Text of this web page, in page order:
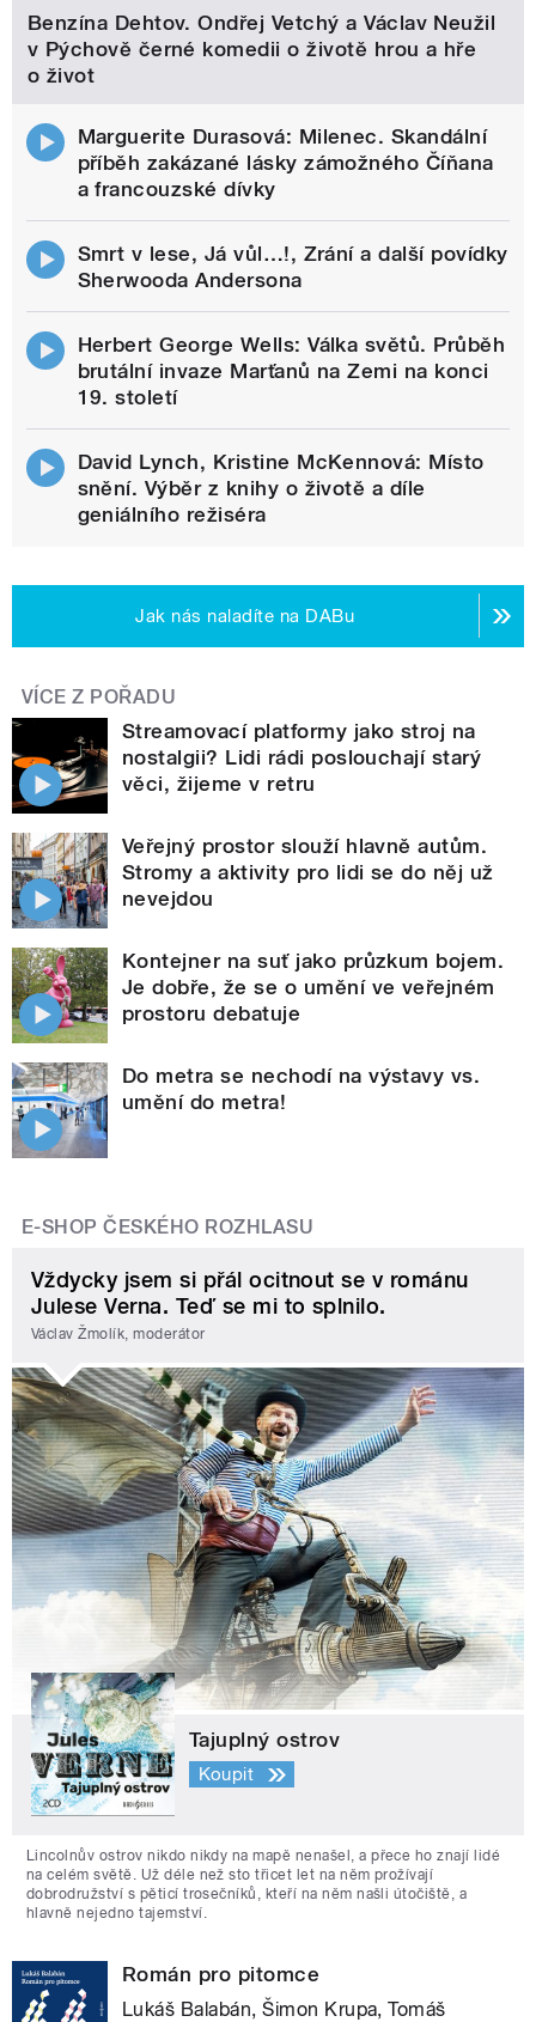
Benzína Dehtov. Ondřej Vetchý a Václav Neužil
v Pýchově černé komedii o životě hrou a hře
o život
Marguerite Durasová: Milenec. Skandální
příběh zakázané lásky zámožného Číňana
a francouzské dívky
Smrt v lese, Já vůl…!, Zrání a další povídky
Sherwooda Andersona
Herbert George Wells: Válka světů. Průběh
brutální invaze Marťanů na Zemi na konci
19. století
David Lynch, Kristine McKennová: Místo
snění. Výběr z knihy o životě a díle
geniálního režiséra
Jak nás naladíte na DABu
VÍCE Z POŘADU
Streamovací platformy jako stroj na
nostalgii? Lidi rádi poslouchají starý
věci, žijeme v retru
Veřejný prostor slouží hlavně autům.
Stromy a aktivity pro lidi se do něj už
nevejdou
Kontejner na suť jako průzkum bojem.
Je dobře, že se o umění ve veřejném
prostoru debatuje
Do metra se nechodí na výstavy vs.
umění do metra!
E-SHOP ČESKÉHO ROZHLASU
Vždycky jsem si přál ocitnout se v románu
Julese Verna. Teď se mi to splnilo.
Václav Žmolík, moderátor
Tajuplný ostrov
Koupit
Lincolnův ostrov nikdo nikdy na mapě nenašel, a přece ho znají lidé
na celém světě. Už déle než sto třicet let na něm prožívají
dobrodružství s pěticí trosečníků, kteří na něm našli útočiště, a
hlavně nejedno tajemství.
Román pro pitomce
Lukáš Balabán, Šimon Krupa, Tomáš